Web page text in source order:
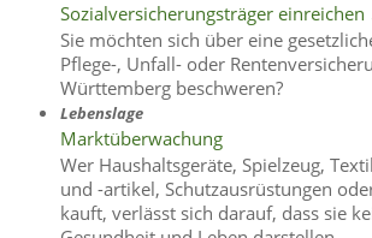
Sozialversicherungsträger einreichen
Sie möchten sich über eine
Pflege-, Unfall- oder
Württemberg beschweren?
Lebenslage
Marktüberwachung
Wer Haushaltsgeräte, Spielzeug,
und -artikel, Schutzausrüstungen
kauft, verlässt sich darauf, dass sie